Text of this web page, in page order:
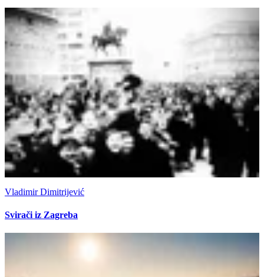
Vladimir Dimitrijević
Svirači iz Zagreba